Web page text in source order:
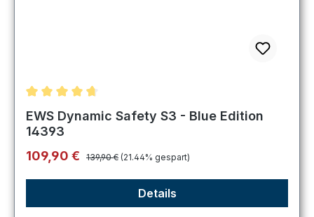
Durchschnittliche Bewertung von 4.8 von 5 Sternen
EWS Dynamic Safety S3 - Blue Edition
14393
Verkaufspreis:
109,90 € Regulärer Preis:
139,90 € (21.44% gespart)
Details